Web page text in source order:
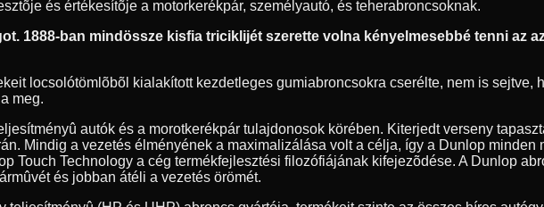
és értékesítõje a motorkerékpár, személyautó, és teherabroncsoknak.
1888-ban mindössze kisfia triciklijét szerette volna kényelmesebbé tenni az
locsolótömlõbõl kialakított kezdetleges gumiabroncsokra cserélte, nem is sejtve,
meg.
autók és a morotkerékpár tulajdonosok körében. Kiterjedt verseny
Mindig a vezetés élményének a maximalizálása volt a célja, így a Dunlop
Touch Technology a cég termékfejlesztési filozófiájának kifejezõdése. A Dunlop
és jobban átéli a vezetés örömét.